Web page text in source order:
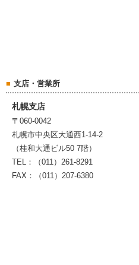
支店・営業所
札幌支店
〒060-0042
札幌市中央区大通西1-14-2
（桂和大通ビル50 7階）
TEL：（011）261-8291
FAX：（011）207-6380